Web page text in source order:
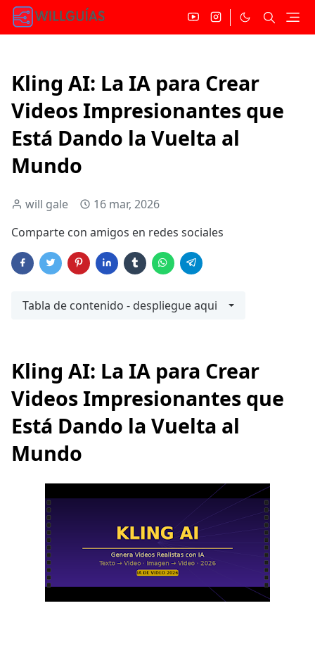
Kling AI: La IA para Crear
Videos Impresionantes que
Está Dando la Vuelta al
Mundo
will gale
16 mar, 2026
Comparte con amigos en redes sociales
Tabla de contenido - despliegue aqui
Kling AI: La IA para Crear
Videos Impresionantes que
Está Dando la Vuelta al
Mundo